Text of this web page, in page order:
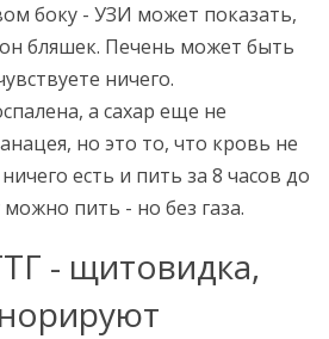
боку - УЗИ может показать,
бляшек. Печень может быть
ничего.
а сахар еще не
но это то, что кровь не
есть и пить за 8 часов до
пить - но без газа.
- щитовидка,